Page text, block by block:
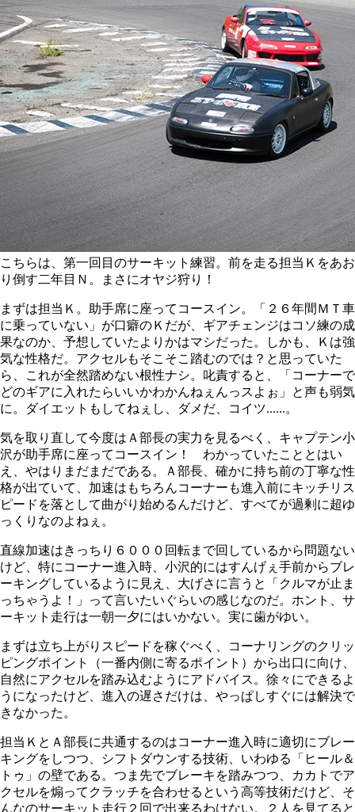
こちらは、第一回目のサーキット練習。前を走る担当Ｋをあお
り倒す二年目Ｎ。まさにオヤジ狩り！
まずは担当Ｋ。助手席に座ってコースイン。「２６年間ＭＴ車
に乗っていない」が口癖のＫだが、ギアチェンジはコソ練の成
果なのか、予想していたよりかはマシだった。しかも、Ｋは強
気な性格だ。アクセルもそこそこ踏むのでは？と思っていた
ら、これが全然踏めない根性ナシ。叱責すると、「コーナーで
どのギアに入れたらいいかわかんねぇんっスよぉ」と声も弱気
に。ダイエットもしてねぇし、ダメだ、コイツ......。
気を取り直して今度はＡ部長の実力を見るべく、キャプテン小
沢が助手席に座ってコースイン！ わかっていたこととはい
え、やはりまだまだである。Ａ部長、確かに持ち前の丁寧な性
格が出ていて、加速はもちろんコーナーも進入前にキッチリス
ピードを落として曲がり始めるんだけど、すべてが過剰に超ゆ
っくりなのよねぇ。
直線加速はきっちり６０００回転まで回しているから問題ない
けど、特にコーナー進入時、小沢的にはすんげぇ手前からブレ
ーキングしているように見え、大げさに言うと「クルマが止ま
っちゃうよ！」って言いたいぐらいの感じなのだ。ホント、サ
ーキット走行は一朝一夕にはいかない。実に歯がゆい。
まずは立ち上がりスピードを稼ぐべく、コーナリングのクリッ
ピングポイント（一番内側に寄るポイント）から出口に向け、
自然にアクセルを踏み込むようにアドバイス。徐々にできるよ
うになったけど、進入の遅さだけは、やっぱしすぐには解決で
きなかった。
担当ＫとＡ部長に共通するのはコーナー進入時に適切にブレー
キングをしつつ、シフトダウンする技術、いわゆる「ヒール＆
トゥ」の壁である。つま先でブレーキを踏みつつ、カカトでア
クセルを煽ってクラッチを合わせるという高等技術だけど、そ
んなのサーキット走行２回で出来るわけない。２人を見てると